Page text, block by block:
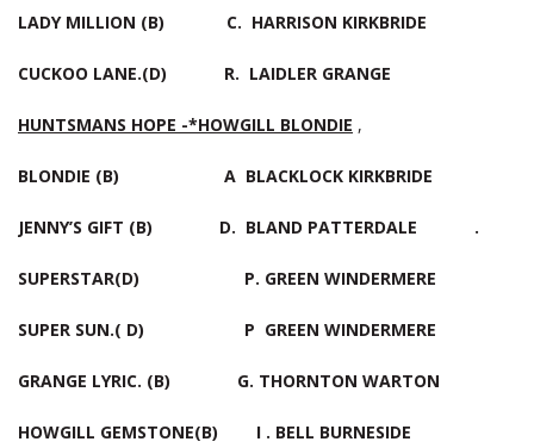
LADY MILLION (B) C. HARRISON KIRKBRIDE
CUCKOO LANE.(D) R. LAIDLER GRANGE
HUNTSMANS HOPE -*HOWGILL BLONDIE ,
BLONDIE (B) A BLACKLOCK KIRKBRIDE
JENNY’S GIFT (B) D. BLAND PATTERDALE .
SUPERSTAR(D) P. GREEN WINDERMERE
SUPER SUN.( D) P GREEN WINDERMERE
GRANGE LYRIC. (B) G. THORNTON WARTON
HOWGILL GEMSTONE(B) I . BELL BURNESIDE